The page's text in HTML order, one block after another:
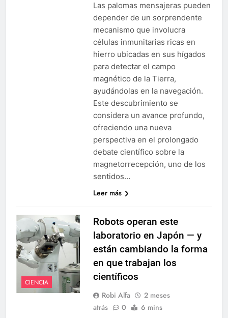
Las palomas mensajeras pueden
depender de un sorprendente
mecanismo que involucra
células inmunitarias ricas en
hierro ubicadas en sus hígados
para detectar el campo
magnético de la Tierra,
ayudándolas en la navegación.
Este descubrimiento se
considera un avance profundo,
ofreciendo una nueva
perspectiva en el prolongado
debate científico sobre la
magnetorrecepción, uno de los
sentidos…
Leer más
CIENCIA
Robots operan este
laboratorio en Japón — y
están cambiando la forma
en que trabajan los
científicos
Robi Alfa
2 meses
atrás
0 6 mins